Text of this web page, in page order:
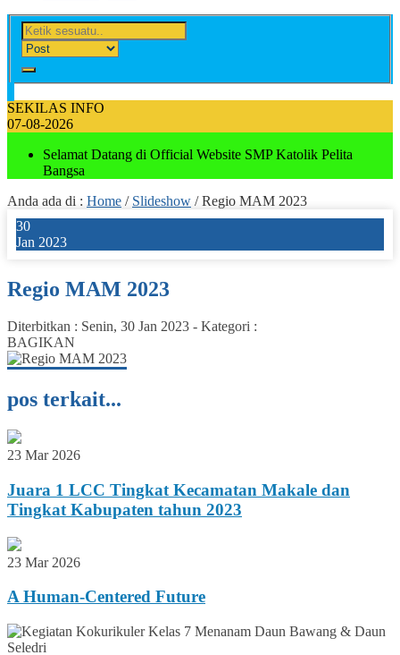
SEKILAS INFO
07-08-2026
Selamat Datang di Official Website SMP Katolik Pelita
Bangsa
Anda ada di : Home / Slideshow /Regio MAM 2023
30
Jan 2023
Regio MAM 2023
Diterbitkan : Senin, 30 Jan 2023 - Kategori :
BAGIKAN
pos terkait...
23 Mar 2026
Juara 1 LCC Tingkat Kecamatan Makale dan
Tingkat Kabupaten tahun 2023
23 Mar 2026
A Human-Centered Future